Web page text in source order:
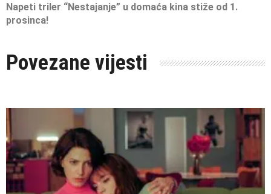
Napeti triler “Nestajanje” u domaća kina stiže od 1.
prosinca!
Povezane vijesti